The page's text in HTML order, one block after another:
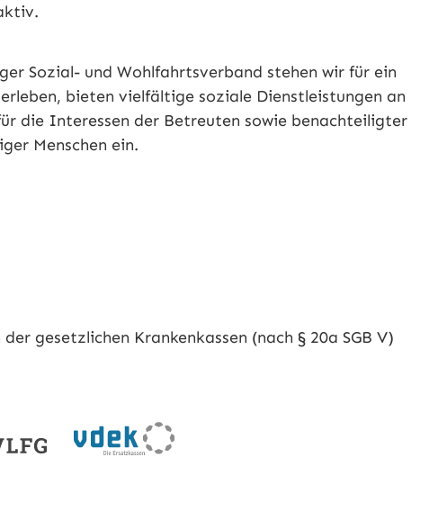
Sozial- und Wohlfahrtsverband stehen wir für ein
bieten vielfältige soziale Dienstleistungen an
die Interessen der Betreuten sowie benachteiligter
Menschen ein.
gesetzlichen Krankenkassen (nach § 20a SGB V)